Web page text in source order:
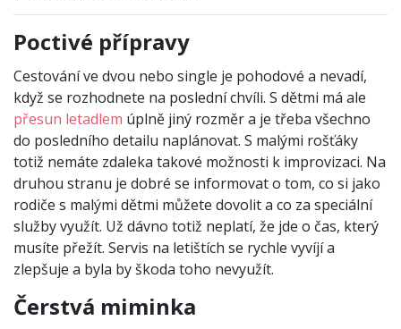
Poctivé přípravy
Cestování ve dvou nebo single je pohodové a nevadí,
když se rozhodnete na poslední chvíli. S dětmi má ale
přesun letadlem úplně jiný rozměr a je třeba všechno
do posledního detailu naplánovat. S malými rošťáky
totiž nemáte zdaleka takové možnosti k improvizaci. Na
druhou stranu je dobré se informovat o tom, co si jako
rodiče s malými dětmi můžete dovolit a co za speciální
služby využít. Už dávno totiž neplatí, že jde o čas, který
musíte přežít. Servis na letištích se rychle vyvíjí a
zlepšuje a byla by škoda toho nevyužít.
Čerstvá miminka